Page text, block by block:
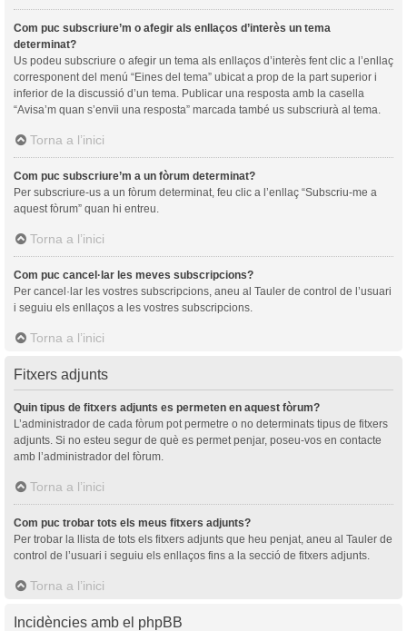
Com puc subscriure’m o afegir als enllaços d’interès un tema
determinat?
Us podeu subscriure o afegir un tema als enllaços d’interès fent clic a l’enllaç
corresponent del menú “Eines del tema” ubicat a prop de la part superior i
inferior de la discussió d’un tema. Publicar una resposta amb la casella
“Avisa’m quan s’envïi una resposta” marcada també us subscriurà al tema.
Torna a l’inici
Com puc subscriure’m a un fòrum determinat?
Per subscriure-us a un fòrum determinat, feu clic a l’enllaç “Subscriu-me a
aquest fòrum” quan hi entreu.
Torna a l’inici
Com puc cancel·lar les meves subscripcions?
Per cancel·lar les vostres subscripcions, aneu al Tauler de control de l’usuari
i seguiu els enllaços a les vostres subscripcions.
Torna a l’inici
Fitxers adjunts
Quin tipus de fitxers adjunts es permeten en aquest fòrum?
L’administrador de cada fòrum pot permetre o no determinats tipus de fitxers
adjunts. Si no esteu segur de què es permet penjar, poseu-vos en contacte
amb l’administrador del fòrum.
Torna a l’inici
Com puc trobar tots els meus fitxers adjunts?
Per trobar la llista de tots els fitxers adjunts que heu penjat, aneu al Tauler de
control de l’usuari i seguiu els enllaços fins a la secció de fitxers adjunts.
Torna a l’inici
Incidències amb el phpBB